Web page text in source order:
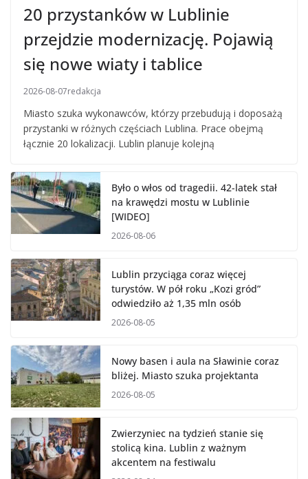
20 przystanków w Lublinie
przejdzie modernizację. Pojawią
się nowe wiaty i tablice
2026-08-07redakcja
Miasto szuka wykonawców, którzy przebudują i doposażą
przystanki w różnych częściach Lublina. Prace obejmą
łącznie 20 lokalizacji. Lublin planuje kolejną
Było o włos od tragedii. 42-latek stał
na krawędzi mostu w Lublinie
[WIDEO]
2026-08-06
Lublin przyciąga coraz więcej
turystów. W pół roku „Kozi gród”
odwiedziło aż 1,35 mln osób
2026-08-05
Nowy basen i aula na Sławinie coraz
bliżej. Miasto szuka projektanta
2026-08-05
Zwierzyniec na tydzień stanie się
stolicą kina. Lublin z ważnym
akcentem na festiwalu